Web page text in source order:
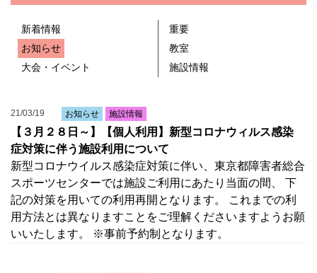
新着情報
重要
お知らせ
教室
大会・イベント
施設情報
21/03/19 お知らせ 施設情報
【３月２８日～】【個人利用】新型コロナウィルス感染
症対策に伴う施設利用について
新型コロナウイルス感染症対策に伴い、東京都障害者総合
スポーツセンターでは施設ご利用にあたり当面の間、 下
記の対策を用いての利用再開となります。 これまでの利
用方法とは異なりますことをご理解くださいますようお願
いいたします。 ※事前予約制となります。